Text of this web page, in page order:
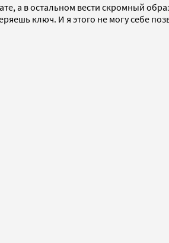
а в остальном вести скромный
ключ. И я этого не могу себе